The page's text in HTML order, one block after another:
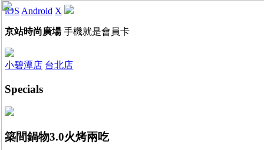
iOS Android X
京站時尚廣場手機就是會員卡
小碧潭店 台北店
Specials
築間鍋物3.0火烤兩吃